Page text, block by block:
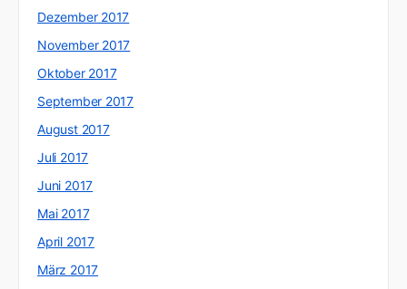
Dezember 2017
November 2017
Oktober 2017
September 2017
August 2017
Juli 2017
Juni 2017
Mai 2017
April 2017
März 2017